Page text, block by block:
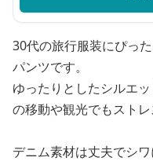
30代の旅行服装にぴっ
パンツです。
ゆったりとしたシルエ
の移動や観光でもストレ
デニム素材は丈夫でシ